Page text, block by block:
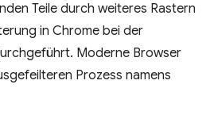
Teile durch weiteres Rastern
in Chrome bei der
Moderne Browser
Prozess namens